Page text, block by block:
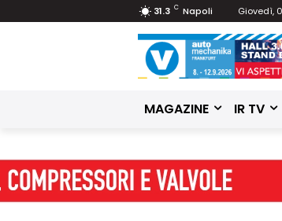
31.3 C Napoli Giovedì,
MAGAZINE IR TV